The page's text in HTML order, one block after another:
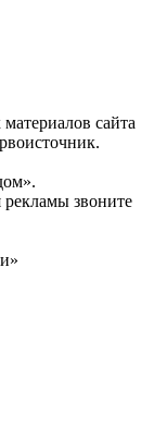
сайта
звоните